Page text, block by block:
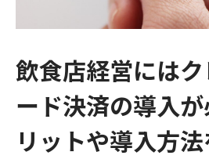
活用シーン
よくあるご質
飲食店経営には
ード決済の導入
リットや導入方